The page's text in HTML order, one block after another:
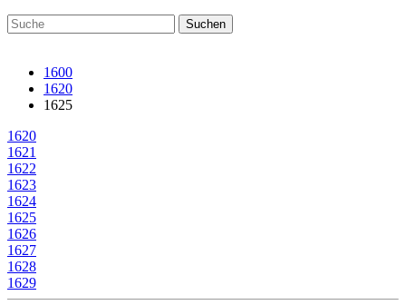
1600
1620
1625
1620
1621
1622
1623
1624
1625
1626
1627
1628
1629